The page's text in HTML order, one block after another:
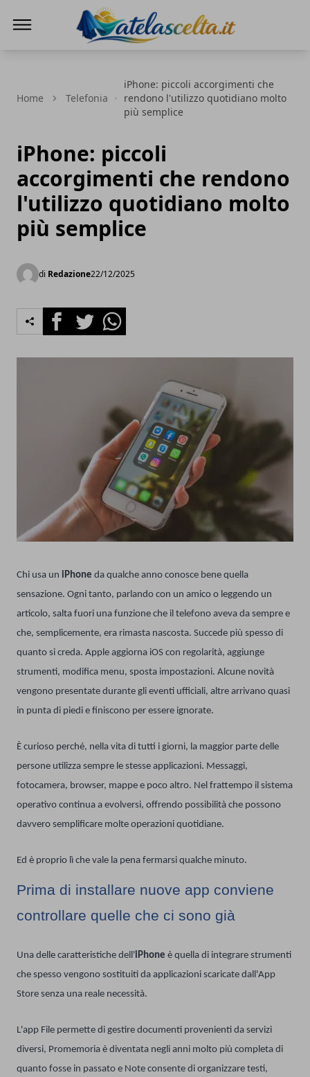
Home Telefonia
iPhone: piccoli accorgimenti che
rendono l'utilizzo quotidiano molto
più semplice
iPhone: piccoli
accorgimenti che rendono
l'utilizzo quotidiano molto
più semplice
di Redazione22/12/2025
FacebookTwitterWhatsapp
Chi usa un iPhone da qualche anno conosce bene quella
sensazione. Ogni tanto, parlando con un amico o leggendo un
articolo, salta fuori una funzione che il telefono aveva da sempre e
che, semplicemente, era rimasta nascosta. Succede più spesso di
quanto si creda. Apple aggiorna iOS con regolarità, aggiunge
strumenti, modifica menu, sposta impostazioni. Alcune novità
vengono presentate durante gli eventi ufficiali, altre arrivano quasi
in punta di piedi e finiscono per essere ignorate.
È curioso perché, nella vita di tutti i giorni, la maggior parte delle
persone utilizza sempre le stesse applicazioni. Messaggi,
fotocamera, browser, mappe e poco altro. Nel frattempo il sistema
operativo continua a evolversi, offrendo possibilità che possono
davvero semplificare molte operazioni quotidiane.
Ed è proprio lì che vale la pena fermarsi qualche minuto.
Prima di installare nuove app conviene
controllare quelle che ci sono già
Una delle caratteristiche dell'iPhone è quella di integrare strumenti
che spesso vengono sostituiti da applicazioni scaricate dall'App
Store senza una reale necessità.
L'app File permette di gestire documenti provenienti da servizi
diversi, Promemoria è diventata negli anni molto più completa di
quanto fosse in passato e Note consente di organizzare testi,